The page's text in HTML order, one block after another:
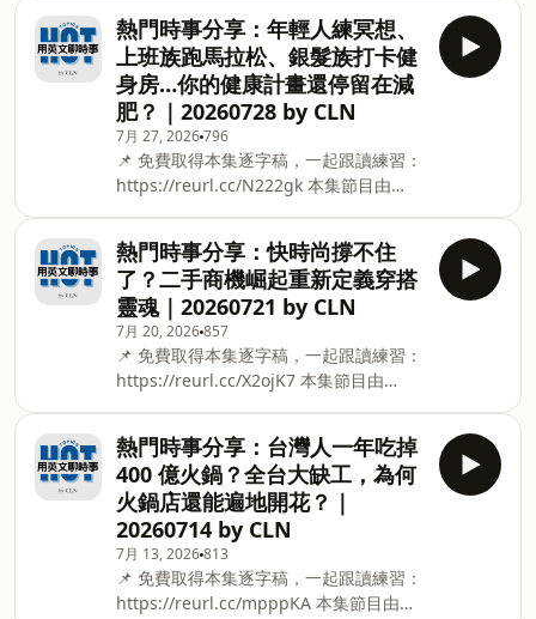
｜外語服務與培訓領導品牌】製作播出。
用易懂的英文，深入探討最新的熱門時
事、生活趨勢等議題。讓你輕鬆聽懂深度
話題，穩定提升你的英文實力！ 👇 填表單
訂閱 HOT 電子報，每月用簡單的英文，
了解世界趨勢：
https://forms.gle/W1KrCoGdcE7mAMiRA
👇 一邊看逐字稿一邊聽不是難事，我們在
YouTube 和 Spotify 滿足你的需求：
http://www.youtube.com/@hot.englishtopics
製作團隊：Reina Hsu、Lisa Zhang、
Lily Wong、Alice Chen、Joy Yuan、
Derek Tu CLN 英文一對
熱門時事分享：年輕人練冥想、
上班族跑馬拉松、銀髮族打卡健
身房…你的健康計畫還停留在減
肥？｜20260728 by CLN
7月 27, 2026796
📌 免費取得本集逐字稿，一起跟讀練習：
https://reurl.cc/N222gk 本集節目由
｜外語服務與培訓領導品牌】製作播出。
用易懂的英文，深入探討最新的熱門時
事、生活趨勢等議題。讓你輕鬆聽懂深度
話題，穩定提升你的英文實力！ 👇 填表單
訂閱 HOT 電子報，每月用簡單的英文，
了解世界趨勢： https://reurl.cc/kp1ear
👇 一邊看逐字稿一邊聽不是難事，我們在
YouTube 和 Spotify 滿足你的需求：
http://www.youtube.com/@hot.englishtopics
製作團隊：Reina Hsu、Lisa Zhang、
Lily Wong、Jenny Cheung、Alice
Chen、Joy Yuan、Derek Tu CLN 英文一
熱門時事分享：快時尚撐不住
了？二手商機崛起重新定義穿搭
靈魂｜20260721 by CLN
7月 20, 2026857
📌 免費取得本集逐字稿，一起跟讀練習：
https://reurl.cc/X2ojK7 本集節目由
｜外語服務與培訓領導品牌】製作播出。
用易懂的英文，深入探討最新的熱門時
事、生活趨勢等議題。讓你輕鬆聽懂深度
話題，穩定提升你的英文實力！ 👇 填表單
訂閱 HOT 電子報，每月用簡單的英文，
了解世界趨勢： https://reurl.cc/kp1ear
👇 一邊看逐字稿一邊聽不是難事，我們在
YouTube 和 Spotify 滿足你的需求：
熱門時事分享：台灣人一年吃掉
400 億火鍋？全台大缺工，為何
火鍋店還能遍地開花？｜
20260714 by CLN
7月 13, 2026813
📌 免費取得本集逐字稿，一起跟讀練習：
https://reurl.cc/mpppKA 本集節目由